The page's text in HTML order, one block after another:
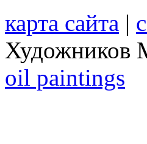
карта сайта |
Художников
oil paintings